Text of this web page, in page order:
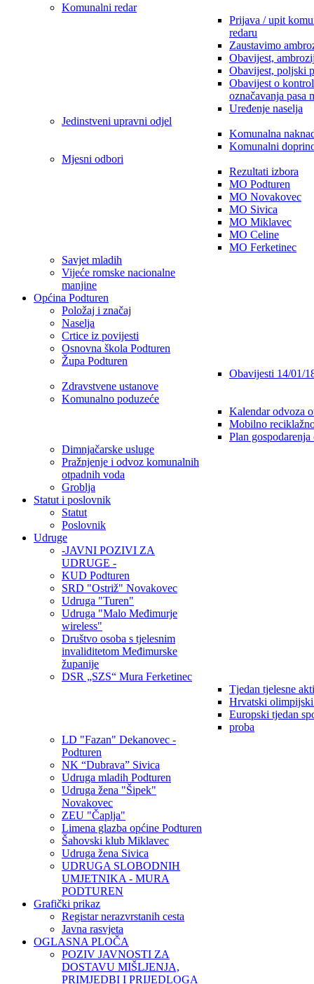
Komunalni redar
Prijava / upit
redaru
Zaustavimo
Obavijest,
Obavijest, poljski
Obavijest o
označavanja pasa
Uređenje naselja
Jedinstveni upravni odjel
Komunalna
Komunalni
Mjesni odbori
Rezultati izbora
MO Podturen
MO Novakovec
MO Sivica
MO Miklavec
MO Celine
MO Ferketinec
Savjet mladih
Vijeće romske nacionalne
manjine
Općina Podturen
Položaj i značaj
Naselja
Crtice iz povijesti
Osnovna škola Podturen
Župa Podturen
Obavijesti 14/01/
Zdravstvene ustanove
Komunalno poduzeće
Kalendar odvoza
Mobilno
Plan gospodarenja
Dimnjačarske usluge
Pražnjenje i odvoz komunalnih
otpadnih voda
Groblja
Statut i poslovnik
Statut
Poslovnik
Udruge
-JAVNI POZIVI ZA
UDRUGE -
KUD Podturen
SRD "Ostriž" Novakovec
Udruga "Turen"
Udruga "Malo Međimurje
wireless"
Društvo osoba s tjelesnim
invaliditetom Međimurske
županije
DSR „SZS“ Mura Ferketinec
Tjedan tjelesne
Hrvatski
Europski tjedan
proba
LD "Fazan" Dekanovec -
Podturen
NK “Dubrava” Sivica
Udruga mladih Podturen
Udruga žena "Šipek"
Novakovec
ZEU "Čaplja"
Limena glazba općine Podturen
Šahovski klub Miklavec
Udruga žena Sivica
UDRUGA SLOBODNIH
UMJETNIKA - MURA
PODTUREN
Grafički prikaz
Registar nerazvrstanih cesta
Javna rasvjeta
OGLASNA PLOČA
POZIV JAVNOSTI ZA
DOSTAVU MIŠLJENJA,
PRIMJEDBI I PRIJEDLOGA